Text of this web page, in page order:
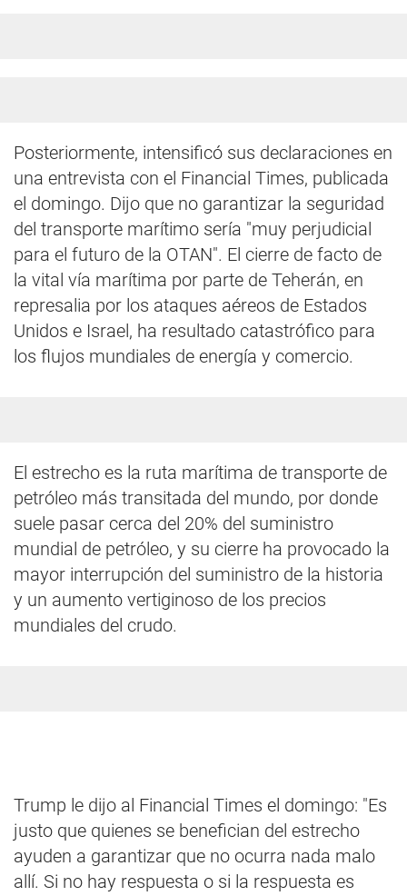
Posteriormente, intensificó sus declaraciones en
una entrevista con el Financial Times, publicada
el domingo. Dijo que no garantizar la seguridad
del transporte marítimo sería "muy perjudicial
para el futuro de la OTAN". El cierre de facto de
la vital vía marítima por parte de Teherán, en
represalia por los ataques aéreos de Estados
Unidos e Israel, ha resultado catastrófico para
los flujos mundiales de energía y comercio.
El estrecho es la ruta marítima de transporte de
petróleo más transitada del mundo, por donde
suele pasar cerca del 20% del suministro
mundial de petróleo, y su cierre ha provocado la
mayor interrupción del suministro de la historia
y un aumento vertiginoso de los precios
mundiales del crudo.
Trump le dijo al Financial Times el domingo: "Es
justo que quienes se benefician del estrecho
ayuden a garantizar que no ocurra nada malo
allí. Si no hay respuesta o si la respuesta es